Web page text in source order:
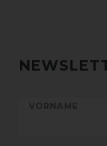
VORNAME